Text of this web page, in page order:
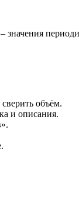
значения
объём.
и описания.